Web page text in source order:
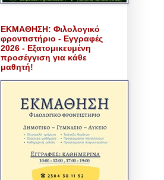
ΕΚΜΑΘΗΣΗ: Φιλολογικό
φροντιστήριο - Εγγραφές
2026 - Εξατομικευμένη
προσέγγιση για κάθε
μαθητή!